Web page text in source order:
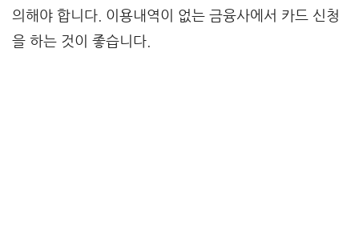
의해야 합니다. 이용내역이 없는 금융사에서 카드 신청
을 하는 것이 좋습니다.